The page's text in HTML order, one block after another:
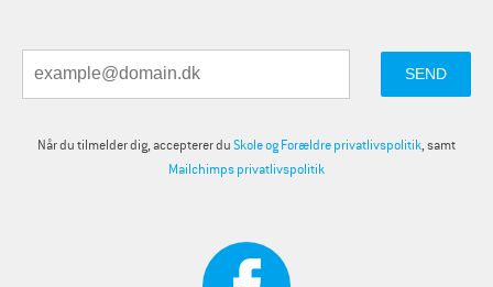
Når du tilmelder dig, accepterer duSkole og Forældre privatlivspolitik, samt
Mailchimps privatlivspolitik